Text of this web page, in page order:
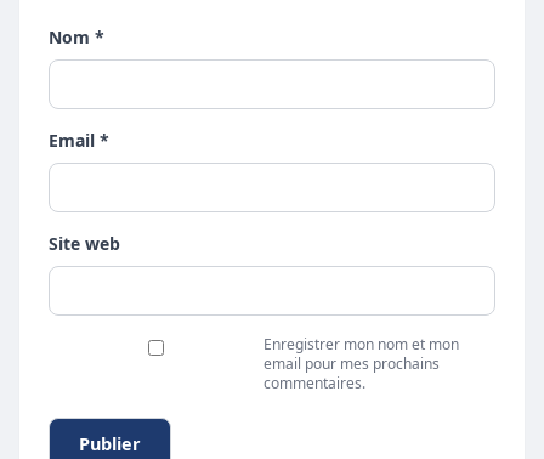
Nom *
Email *
Site web
Enregistrer mon nom et mon
email pour mes prochains
commentaires.